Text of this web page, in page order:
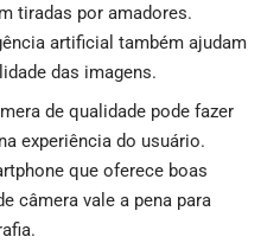
tiradas por amadores.
artificial também ajudam
das imagens.
de qualidade pode fazer
experiência do usuário.
que oferece boas
câmera vale a pena para